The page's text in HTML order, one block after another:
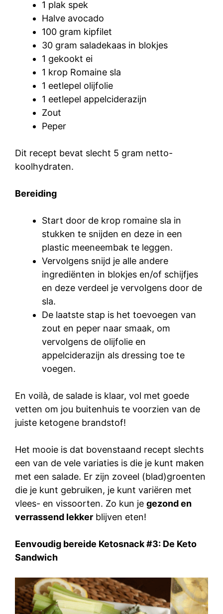
1 plak spek
Halve avocado
100 gram kipfilet
30 gram saladekaas in blokjes
1 gekookt ei
1 krop Romaine sla
1 eetlepel olijfolie
1 eetlepel appelciderazijn
Zout
Peper
Dit recept bevat slecht 5 gram netto-
koolhydraten.
Bereiding
Start door de krop romaine sla in
stukken te snijden en deze in een
plastic meeneembak te leggen.
Vervolgens snijd je alle andere
ingrediënten in blokjes en/of schijfjes
en deze verdeel je vervolgens door de
sla.
De laatste stap is het toevoegen van
zout en peper naar smaak, om
vervolgens de olijfolie en
appelciderazijn als dressing toe te
voegen.
En voilà, de salade is klaar, vol met goede
vetten om jou buitenhuis te voorzien van de
juiste ketogene brandstof!
Het mooie is dat bovenstaand recept slechts
een van de vele variaties is die je kunt maken
met een salade. Er zijn zoveel (blad)groenten
die je kunt gebruiken, je kunt variëren met
vlees- en vissoorten. Zo kun je gezond en
verrassend lekker blijven eten!
Eenvoudig bereide Ketosnack #3: De Keto
Sandwich